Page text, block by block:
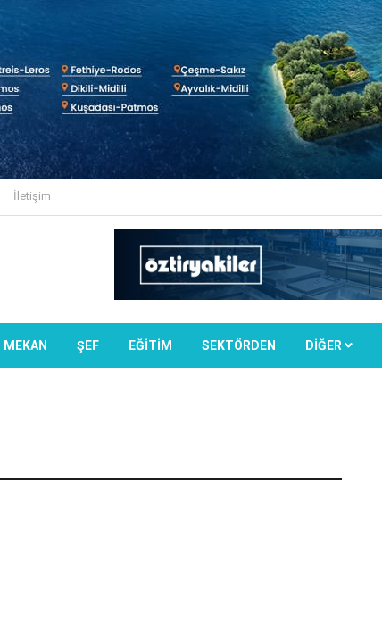
İletişim
MEKAN ŞEF EĞİTİM SEKTÖRDEN DIĞER